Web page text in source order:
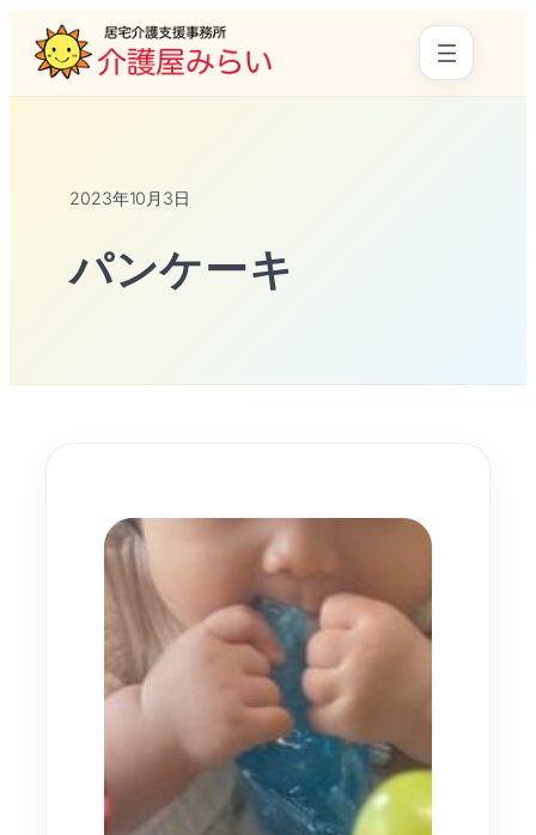
2023年10月3日
パンケーキ